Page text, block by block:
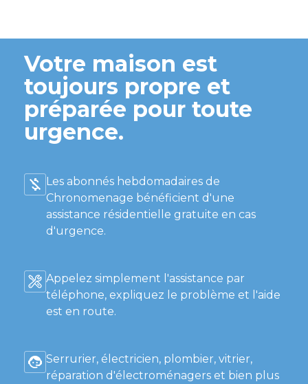
Votre maison est
toujours propre et
préparée pour toute
urgence.
Les abonnés hebdomadaires de
Chronomenage bénéficient d'une
assistance résidentielle gratuite en cas
d'urgence.
Appelez simplement l'assistance par
téléphone, expliquez le problème et l'aide
est en route.
Serrurier, électricien, plombier, vitrier,
réparation d'électroménagers et bien plus